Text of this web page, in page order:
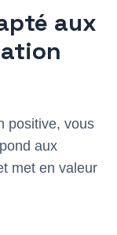
aux
positive, vous
aux
met en valeur